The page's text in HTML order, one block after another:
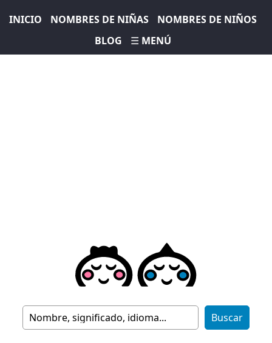
INICIO NOMBRES DE NIÑAS
NOMBRES DE NIÑOS
BLOG
☰ MENÚ